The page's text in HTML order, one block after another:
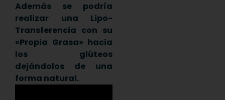
Además se podría
realizar una Lipo-
Transferencia con su
«Propia Grasa» hacia
los glúteos
dejándolos de una
forma natural.